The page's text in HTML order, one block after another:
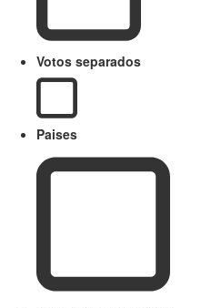
Votos separados
Paises